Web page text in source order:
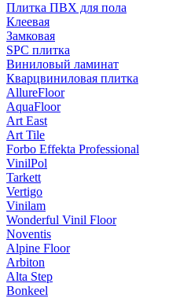
Плитка ПВХ для пола
Клеевая
Замковая
SPC плитка
Виниловый ламинат
Кварцвиниловая плитка
AllureFloor
AquaFloor
Art East
Art Tile
Forbo Effekta Professional
VinilPol
Tarkett
Vertigo
Vinilam
Wonderful Vinil Floor
Noventis
Alpine Floor
Arbiton
Alta Step
Bonkeel